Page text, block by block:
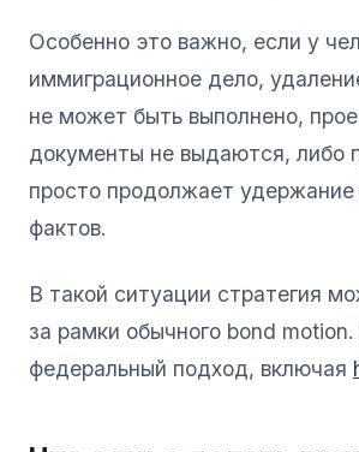
Особенно это важно, если у
иммиграционное дело,
не может быть выполнено,
документы не выдаются, либо
просто продолжает удержание
фактов.
В такой ситуации стратегия
за рамки обычного bond
федеральный подход, включая